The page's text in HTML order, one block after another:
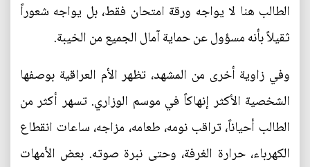
الطالب هنا لا يواجه ورقة امتحان فقط، بل يواجه شعوراً
ثقيلاً بأنه مسؤول عن حماية آمال الجميع من الخيبة.
وفي زاوية أخرى من المشهد، تظهر الأم العراقية بوصفها
الشخصية الأكثر إنهاكاً في موسم الوزاري. تسهر أكثر من
الطالب أحياناً، تراقب نومه، طعامه، مزاجه، ساعات انقطاع
الكهرباء، حرارة الغرفة، وحتى نبرة صوته. بعض الأمهات